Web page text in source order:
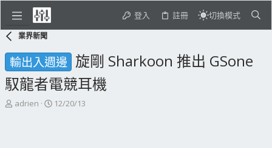
登入 註冊 切換模式
業界新聞
輸出入週邊 旋剛 Sharkoon 推出 GSone
馭龍者電競耳機
主
adrien
開
12/20/13